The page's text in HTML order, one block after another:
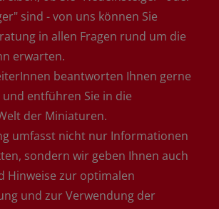
sind - von uns können Sie
in allen Fragen rund um die
erwarten.
beantworten Ihnen gerne
entführen Sie in die
der Miniaturen.
umfasst nicht nur Informationen
sondern wir geben Ihnen auch
Hinweise zur optimalen
und zur Verwendung der